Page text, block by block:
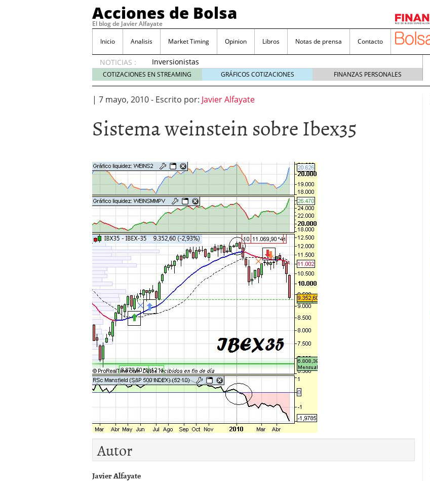
Acciones de Bolsa
El blog de Javier Alfayate
Inicio Analisis Market Timing Opinion Libros Notas de prensa Contacto
NOTICIAS :
Inversionistas
VIP en
México
creciente
mayo 8,
noviembre 30, 2024
Entendiendo los ETF de Bitcoin noviembre 22, 2024
Dividend Kings: empresas que destacan por sus dividendos constantes
noviembre 12, 2024
Descubre RealAdvisor: Una poderosa herramienta para tus inversiones
inmobiliarias septiembre 23, 2024
COTIZACIONES EN STREAMING GRÁFICOS COTIZACIONES FINANZAS PERSONALES
| 7 mayo, 2010- Escrito por: Javier Alfayate
Sistema weinstein sobre Ibex35
Autor
Javier Alfayate